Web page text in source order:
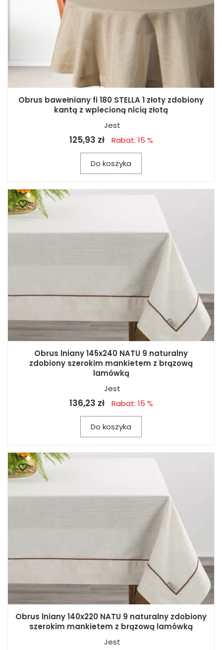
Obrus bawełniany fi 180 STELLA 1 złoty zdobiony
kantą z wplecioną nicią złotą
Jest
125,93 zł Rabat: 15 %
Do koszyka
Obrus lniany 145x240 NATU 9 naturalny
zdobiony szerokim mankietem z brązową
lamówką
Jest
136,23 zł Rabat: 15 %
Do koszyka
Obrus lniany 140x220 NATU 9 naturalny zdobiony
szerokim mankietem z brązową lamówką
Jest